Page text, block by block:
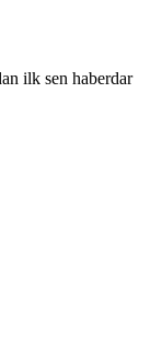
ilk sen haberdar